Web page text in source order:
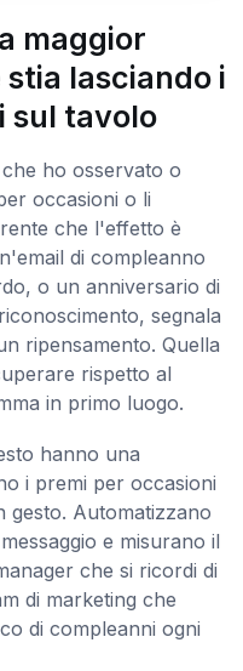
maggior
lasciando i
sul tavolo
ho osservato o
occasioni o li
che l'effetto è
di compleanno
o un anniversario di
segnala
ripensamento. Quella
rispetto al
in primo luogo.
hanno una
i premi per occasioni
gesto. Automatizzano
e misurano il
che si ricordi di
di marketing che
di compleanni ogni